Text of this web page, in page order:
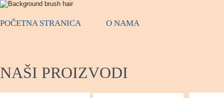
POČETNA STRANICA O NAMA
NAŠI PROIZVODI